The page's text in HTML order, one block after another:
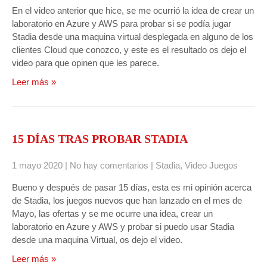
En el video anterior que hice, se me ocurrió la idea de crear un
laboratorio en Azure y AWS para probar si se podía jugar
Stadia desde una maquina virtual desplegada en alguno de los
clientes Cloud que conozco, y este es el resultado os dejo el
video para que opinen que les parece.
Leer más »
15 DÍAS TRAS PROBAR STADIA
1 mayo 2020 | No hay comentarios | Stadia, Video Juegos
Bueno y después de pasar 15 días, esta es mi opinión acerca
de Stadia, los juegos nuevos que han lanzado en el mes de
Mayo, las ofertas y se me ocurre una idea, crear un
laboratorio en Azure y AWS y probar si puedo usar Stadia
desde una maquina Virtual, os dejo el video.
Leer más »